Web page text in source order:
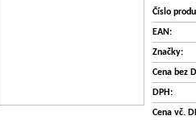
Číslo
EAN:
Značky:
Cena bez
DPH:
Cena vč.